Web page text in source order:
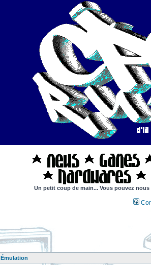
Un petit coup de main... Vous pouvez
Émulation